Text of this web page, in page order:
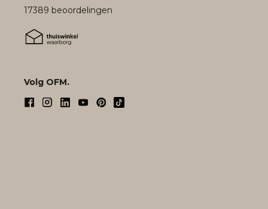
17389 beoordelingen
Volg OFM.